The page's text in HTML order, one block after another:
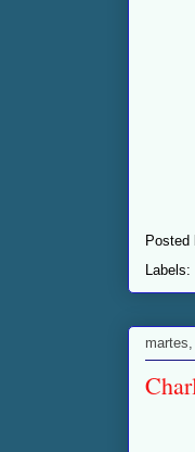
Posted
Labels: